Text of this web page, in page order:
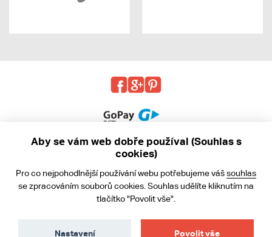
Obchodní podmínky
Ochrana osobních údajů
Aby se vám web dobře používal (Souhlas s
cookies)
Pro co nejpohodlnější používání webu potřebujeme vášsouhlas
se zpracováním souborů cookies. Souhlas udělíte kliknutím na
tlačítko "Povolit vše".
Povolit vše
Nastavení